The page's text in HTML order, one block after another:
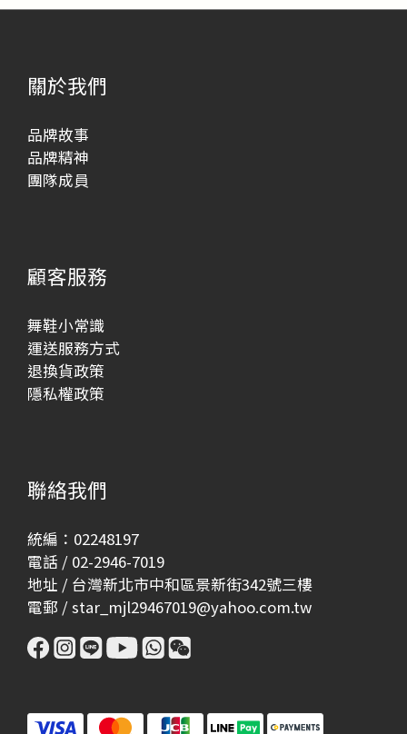
關於我們
品牌故事
品牌精神
團隊成員
顧客服務
舞鞋小常識
運送服務方式
退換貨政策
隱私權政策
聯絡我們
統編：02248197
電話 / 02-2946-7019
地址 / 台灣新北市中和區景新街342號三樓
電郵 / star_mjl29467019@yahoo.com.tw